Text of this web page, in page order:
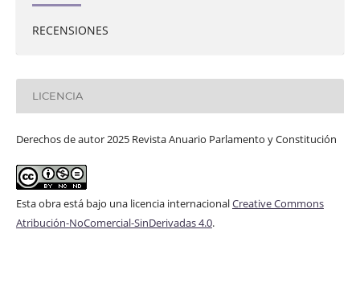
RECENSIONES
LICENCIA
Derechos de autor 2025 Revista Anuario Parlamento y Constitución
Esta obra está bajo una licencia internacionalCreative Commons
Atribución-NoComercial-SinDerivadas 4.0.